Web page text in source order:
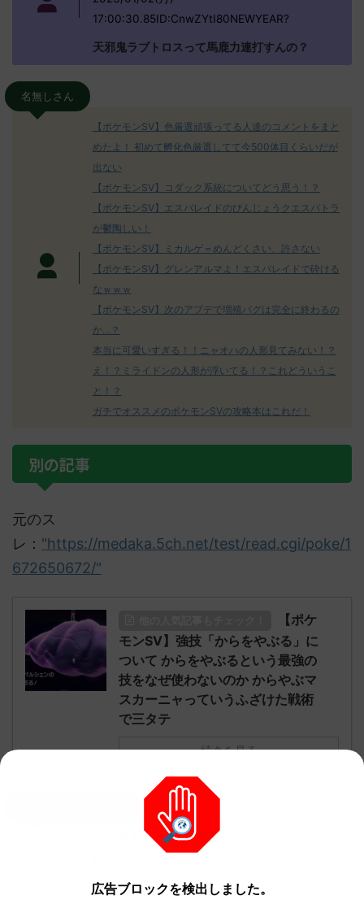
17:00:30.85ID:CnwZYtI80NEWYEAR?
天邪鬼ラブトロスって馬鹿力連打すんの？
名無しさん
【ポケモンSV】色厳選頑張ってる人達のコメントをまと
めたよ！ 初めて孵化色厳選してて今500体目くらいだが
出ない
【ポケモンSV】コダック系統についてどう思う！？
【ポケモンSV】エスバレイドのびんじょうクエスパトラ
が鬱陶しい！
【ポケモンSV】ミカルゲ＝めんどくさい、許さない
【ポケモンSV】グレンアルマよ！エスバレイドで砕ける
なｗｗｗ
【ポケモンSV】次のアプデで増殖バグは完全に終わるの
か…？
本当に可愛いすぎる！！ニャオハの人形見てみない！？
え！？ミライドンの人形が浮いてる！？これどういうこ
と！？
ガチでオススメのポケモンSVの攻略本はこれだ！
別の記事
元のス
レ： "https://medaka.5ch.net/test/read.cgi/poke/1
672650672/"
【ポケ
モンSV】強技「からをやぶる」に
ついて からをやぶるという最強の
技をなぜ使わないのか からやぶマ
スカーニャっていうふざけた戦術
で三タテ
続きを見る
名無しさん、君に決めた！ (ﾜｯﾁｮｲW
広告ブロックを検出しました。